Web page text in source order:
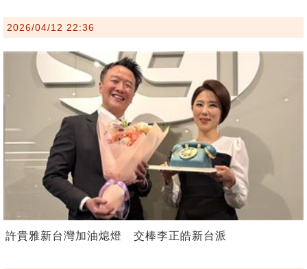
2026/04/12 22:36
許貴雅新台灣加油熄燈 交棒李正皓新台派